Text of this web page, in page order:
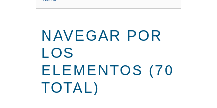
NAVEGAR POR
LOS
ELEMENTOS (70
TOTAL)